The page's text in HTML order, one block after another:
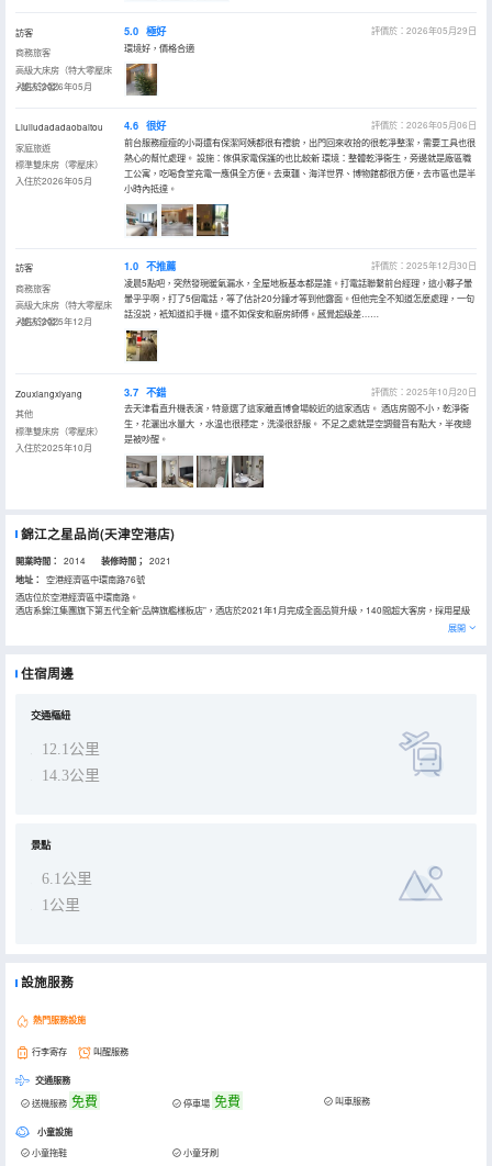
訪客
商務旅客
高級大床房（特大零壓床
+雙人沙發）
入住於2026年05月
5.0 極好
評價於：2026年05月29日
環境好，價格合適
Liuliudadadaobaitou
家庭旅遊
標準雙床房（零壓床）
入住於2026年05月
4.6 很好
評價於：2026年05月06日
前台服務瘦瘦的小哥還有保潔阿姨都很有禮貌，出門回來收拾的很乾凈整潔，需要工具也很
熱心的幫忙處理。 設施：傢俱家電保護的也比較新 環境：整體乾淨衞生，旁邊就是廠區職
工公寓，吃喝食堂充電一應俱全方便。去東疆、海洋世界、博物館都很方便，去市區也是半
小時內抵達。
訪客
商務旅客
高級大床房（特大零壓床
+雙人沙發）
入住於2025年12月
1.0 不推薦
評價於：2025年12月30日
凌晨5點吧，突然發現暖氣漏水，全屋地板基本都是誰。打電話聯繫前台經理，這小夥子暈
暈乎乎啊，打了5個電話，等了估計20分鐘才等到他露面。但他完全不知道怎麼處理，一句
話沒説，衹知道扣手機。還不如保安和廚房師傅。感覺超級差……
Zouxiangxiyang
其他
標準雙床房（零壓床）
入住於2025年10月
3.7 不錯
評價於：2025年10月20日
去天津看直升機表演，特意選了這家離直博會場較近的這家酒店。 酒店房間不小，乾淨衞
生，花灑出水量大 ，水温也很穩定，洗澡很舒服。 不足之處就是空調聲音有點大，半夜總
是被吵醒。
錦江之星品尚(天津空港店)
開業時間： 2014 装修時間； 2021
地址：
空港經濟區中環南路76號
酒店位於空港經濟區中環南路。
酒店系錦江集團旗下第五代全新“品牌旗艦樣板店”，酒店於2021年1月完成全面品質升級，140間超大客房，採用星級
優眠護脊床墊，獨立房間空調，50寸高清電視；洗漱、沐浴乾濕分離；全樓免費極速上網，並有免費洗衣房、健身房、
自有大型停車場，智能機器人送物。酒店為住宿貴賓提供空港經濟區內企業至酒店之間的免費接送服務。寬敞明亮的客
展開
住宿周邊
交通樞紐
12.1公里
14.3公里
景點
6.1公里
1公里
設施服務
熱門服務設施
行李寄存 叫醒服務
交通服務
送機服務 免費 停車場 免費 叫車服務
小童設施
小童拖鞋 小童牙刷